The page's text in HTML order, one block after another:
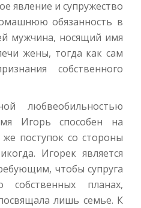
явление и супружество
обязанность в
мужчина, носящий имя
жены, тогда как сам
собственного
любвеобильностью
Игорь способен на
поступок со стороны
Игорек является
чтобы супруга
собственных планах,
лишь семье. К